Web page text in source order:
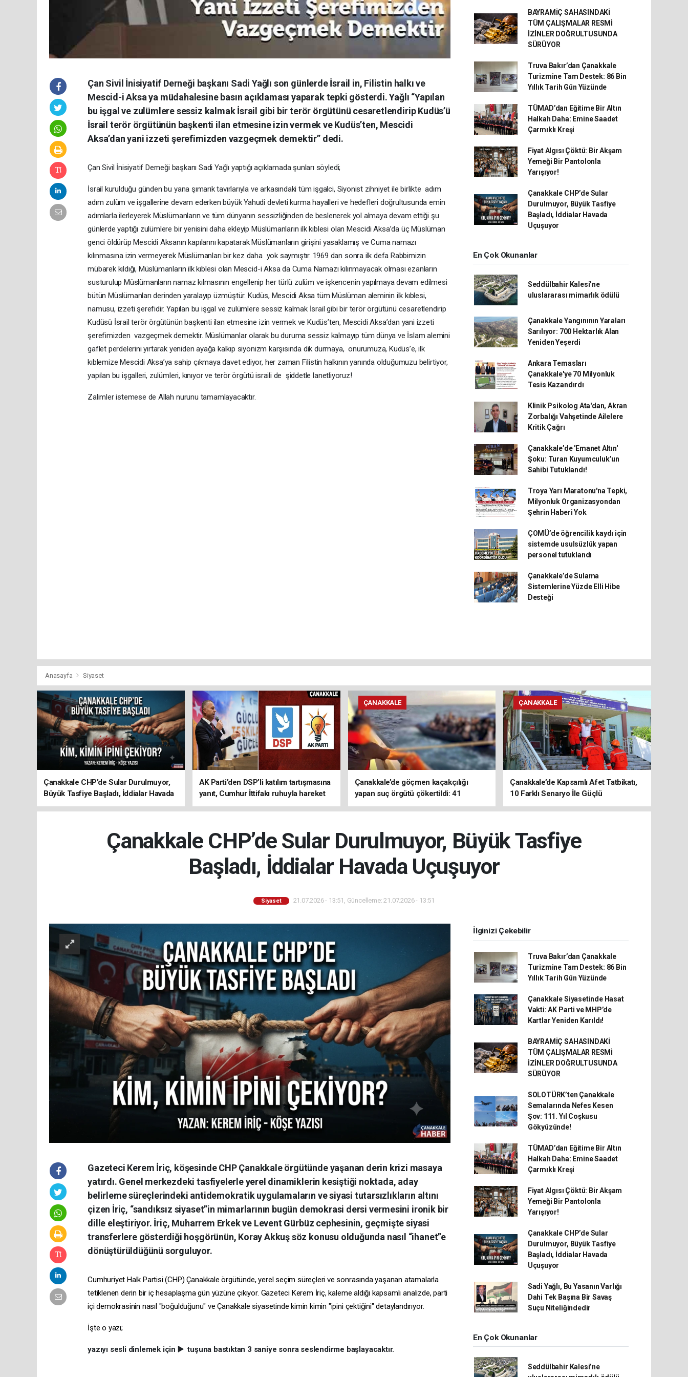
Çan Sivil İnisiyatif Derneği başkanı Sadi Yağlı son günlerde İsrail in, Filistin halkı ve
Mescid-i Aksa ya müdahalesine basın açıklaması yaparak tepki gösterdi. Yağlı “Yapılan
bu işgal ve zulümlere sessiz kalmak İsrail gibi bir terör örgütünü cesaretlendirip Kudüs’ü
İsrail terör örgütünün başkenti ilan etmesine izin vermek ve Kudüs’ten, Mescidi
Aksa’dan yani izzeti şerefimizden vazgeçmek demektir” dedi.
Çan Sivil İnisiyatif Derneği başkanı Sadi Yağlı yaptığı açıklamada şunları söyledi;
İsrail kurulduğu günden bu yana şımarık tavırlarıyla ve arkasındaki tüm işgalci, Siyonist zihniyet ile birlikte adım
adım zulüm ve işgallerine devam ederken büyük Yahudi devleti kurma hayalleri ve hedefleri doğrultusunda emin
adımlarla ilerleyerek Müslümanların ve tüm dünyanın sessizliğinden de beslenerek yol almaya devam ettiği şu
günlerde yaptığı zulümlere bir yenisini daha ekleyip Müslümanların ilk kıblesi olan Mescidi Aksa’da üç Müslüman
genci öldürüp Mescidi Aksanın kapılarını kapatarak Müslümanların girişini yasaklamış ve Cuma namazı
kılınmasına izin vermeyerek Müslümanları bir kez daha yok saymıştır. 1969 dan sonra ilk defa Rabbimizin
mübarek kıldığı, Müslümanların ilk kıblesi olan Mescid-i Aksa da Cuma Namazı kılınmayacak olması ezanların
susturulup Müslümanların namaz kılmasının engellenip her türlü zulüm ve işkencenin yapılmaya devam edilmesi
bütün Müslümanları derinden yaralayıp üzmüştür. Kudüs, Mescidi Aksa tüm Müslüman aleminin ilk kıblesi,
namusu, izzeti şerefidir. Yapılan bu işgal ve zulümlere sessiz kalmak İsrail gibi bir terör örgütünü cesaretlendirip
Kudüsü İsrail terör örgütünün başkenti ilan etmesine izin vermek ve Kudüs’ten, Mescidi Aksa’dan yani izzeti
şerefimizden vazgeçmek demektir. Müslümanlar olarak bu duruma sessiz kalmayıp tüm dünya ve İslam alemini
gaflet perdelerini yırtarak yeniden ayağa kalkıp siyonizm karşısında dik durmaya, onurumuza, Kudüs’e, ilk
kıblemize Mescidi Aksa’ya sahip çıkmaya davet ediyor, her zaman Filistin halkının yanında olduğumuzu belirtiyor,
yapılan bu işgalleri, zulümleri, kınıyor ve terör örgütü israili de şiddetle lanetliyoruz!
Zalimler istemese de Allah nurunu tamamlayacaktır.
BAYRAMİÇ SAHASINDAKİ
TÜM ÇALIŞMALAR RESMİ
İZİNLER DOĞRULTUSUNDA
SÜRÜYOR
Truva Bakır’dan Çanakkale
Turizmine Tam Destek: 86 Bin
Yıllık Tarih Gün Yüzünde
TÜMAD’dan Eğitime Bir Altın
Halkah Daha: Emine Saadet
Çarmıklı Kreşi
Fiyat Algısı Çöktü: Bir Akşam
Yemeği Bir Pantolonla
Yarışıyor!
Çanakkale CHP’de Sular
Durulmuyor, Büyük Tasfiye
Başladı, İddialar Havada
Uçuşuyor
En Çok Okunanlar
Seddülbahir Kalesi’ne
uluslararası mimarlık ödülü
Çanakkale Yangınının Yaraları
Sarılıyor: 700 Hektarlık Alan
Yeniden Yeşerdi
Ankara Temasları
Çanakkale'ye 70 Milyonluk
Tesis Kazandırdı
Klinik Psikolog Ata'dan, Akran
Zorbalığı Vahşetinde Ailelere
Kritik Çağrı
Çanakkale’de 'Emanet Altın'
Şoku: Turan Kuyumculuk’un
Sahibi Tutuklandı!
Troya Yarı Maratonu'na Tepki,
Milyonluk Organizasyondan
Şehrin Haberi Yok
ÇOMÜ’de öğrencilik kaydı için
sistemde usulsüzlük yapan
personel tutuklandı
Çanakkale’de Sulama
Sistemlerine Yüzde Elli Hibe
Desteği
Anasayfa Siyaset
Çanakkale CHP’de Sular Durulmuyor,
Büyük Tasfiye Başladı, İddialar Havada
Uçuşuyor
AK Parti’den DSP’li katılım tartışmasına
yanıt, Cumhur İttifakı ruhuyla hareket
ediyoruz
ÇANAKKALE
Çanakkale’de göçmen kaçakçılığı
yapan suç örgütü çökertildi: 41
tutuklama
ÇANAKKALE
Çanakkale’de Kapsamlı Afet Tatbikatı,
10 Farklı Senaryo İle Güçlü
Koordinasyon
Çanakkale CHP’de Sular Durulmuyor, Büyük Tasfiye
Başladı, İddialar Havada Uçuşuyor
Siyaset 21.07.2026 - 13:51, Güncelleme: 21.07.2026 - 13:51
Gazeteci Kerem İriç, köşesinde CHP Çanakkale örgütünde yaşanan derin krizi masaya
yatırdı. Genel merkezdeki tasfiyelerle yerel dinamiklerin kesiştiği noktada, aday
belirleme süreçlerindeki antidemokratik uygulamaların ve siyasi tutarsızlıkların altını
çizen İriç, “sandıksız siyaset”in mimarlarının bugün demokrasi dersi vermesini ironik bir
dille eleştiriyor. İriç, Muharrem Erkek ve Levent Gürbüz cephesinin, geçmişte siyasi
transferlere gösterdiği hoşgörünün, Koray Akkuş söz konusu olduğunda nasıl “ihanet”e
dönüştürüldüğünü sorguluyor.
Cumhuriyet Halk Partisi (CHP) Çanakkale örgütünde,yerel seçim süreçleri ve sonrasında yaşanan atamalarla
tetiklenen derin bir iç hesaplaşma gün yüzüne çıkıyor. Gazeteci Kerem İriç,kaleme aldığı kapsamlı analizde,parti
içi demokrasinin nasıl "boğulduğunu" ve Çanakkale siyasetinde kimin kimin "ipini çektiğini" detaylandırıyor.
İşte o yazı;
yazıyı sesli dinlemek için ▶️ tuşuna bastıktan 3 saniye sonra seslendirme başlayacaktır.
İlginizi Çekebilir
Truva Bakır’dan Çanakkale
Turizmine Tam Destek: 86 Bin
Yıllık Tarih Gün Yüzünde
Çanakkale Siyasetinde Hasat
Vakti: AK Parti ve MHP’de
Kartlar Yeniden Karıldı!
BAYRAMİÇ SAHASINDAKİ
TÜM ÇALIŞMALAR RESMİ
İZİNLER DOĞRULTUSUNDA
SÜRÜYOR
SOLOTÜRK’ten Çanakkale
Semalarında Nefes Kesen
Şov: 111. Yıl Coşkusu
Gökyüzünde!
TÜMAD’dan Eğitime Bir Altın
Halkah Daha: Emine Saadet
Çarmıklı Kreşi
Fiyat Algısı Çöktü: Bir Akşam
Yemeği Bir Pantolonla
Yarışıyor!
Çanakkale CHP’de Sular
Durulmuyor, Büyük Tasfiye
Başladı, İddialar Havada
Uçuşuyor
Sadi Yağlı, Bu Yasanın Varlığı
Dahi Tek Başına Bir Savaş
Suçu Niteliğindedir
En Çok Okunanlar
Seddülbahir Kalesi’ne